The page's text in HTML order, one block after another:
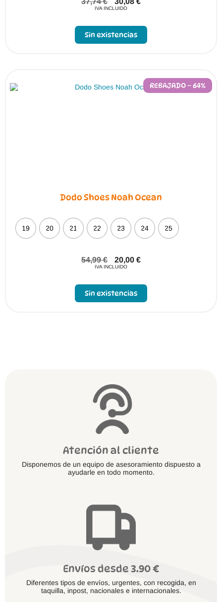
IVA INCLUIDO
Sin existencias
REBAJADO – 64%
Dodo Shoes Noah Ocean
19 20 21 22 23 24 25
54,99€ 20,00 €
IVA INCLUIDO
Sin existencias
Atención al cliente
Disponemos de un equipo de asesoramiento dispuesto a
ayudarle en todo momento.
Envíos desde 3.90 €
Diferentes tipos de envíos, urgentes, con recogida, en
taquilla, inpost, nacionales e internacionales.